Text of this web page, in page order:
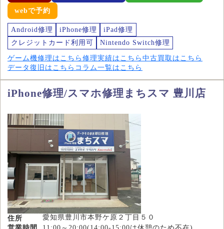
webで予約
Android修理 iPhone修理
iPad修理
クレジットカード利用可
Nintendo Switch修理
ゲーム機修理はこちら 修理実績はこちら 中古買取はこちら
データ復旧はこちら コラム一覧はこちら
iPhone修理/スマホ修理まちスマ 豊川店
住所
愛知県豊川市本野ケ原２丁目５０